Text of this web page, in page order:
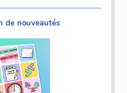
de nouveautés